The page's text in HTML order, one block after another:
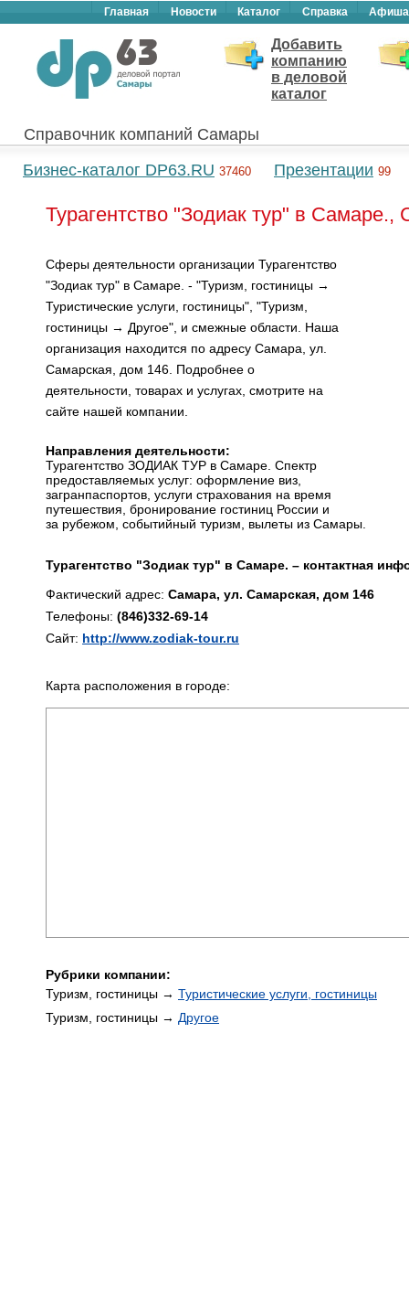
Главная Новости Каталог Справка Афиша
Добавить
компанию
в деловой
каталог
Справочник компаний Самары
Бизнес-каталог DP63.RU 37460 Презентации 99
Турагентство "Зодиак тур" в Самаре.,
Сферы деятельности организации Турагентство
"Зодиак тур" в Самаре. - "Туризм, гостиницы →
Туристические услуги, гостиницы", "Туризм,
гостиницы → Другое", и смежные области. Наша
организация находится по адресу Самара, ул.
Самарская, дом 146. Подробнее о
деятельности, товарах и услугах, смотрите на
сайте нашей компании.
Направления деятельности:
Турагентство ЗОДИАК ТУР в Самаре. Спектр
предоставляемых услуг: оформление виз,
загранпаспортов, услуги страхования на время
путешествия, бронирование гостиниц России и
за рубежом, событийный туризм, вылеты из Самары.
Турагентство "Зодиак тур" в Самаре. – контактная
Фактический адрес: Самара, ул. Самарская, дом 146
Телефоны: (846)332-69-14
Сайт: http://www.zodiak-tour.ru
Карта расположения в городе:
Рубрики компании:
Туризм, гостиницы → Туристические услуги, гостиницы
Туризм, гостиницы → Другое